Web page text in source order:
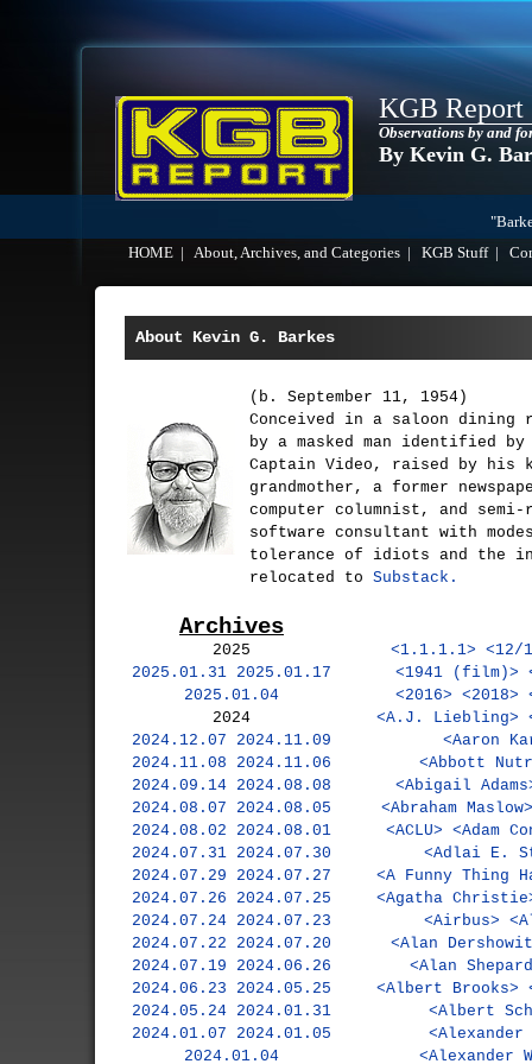
KGB Report
Observations by and
By Kevin G.
HOME
About, Archives, and Categories KGB Stuff|
About Kevin G. Barkes
(b. September 11, 1954)
Conceived in a saloon
by a masked man identified
Captain Video, raised by his
grandmother, a former
computer columnist, and
software consultant with
tolerance of idiots and the
relocated to Substack.
Archives
2025
2025.01.31 2025.01.17
2025.01.04
2024
2024.12.07
2024.11.09
2024.11.08
2024.11.06
2024.09.14 2024.08.08
2024.08.07
2024.08.05
2024.08.02
2024.08.01
2024.07.31 2024.07.30
2024.07.29
2024.07.27
2024.07.26
2024.07.25
2024.07.24 2024.07.23
2024.07.22
2024.07.20
2024.07.19
2024.06.26
2024.06.23
2024.05.25
2024.05.24 2024.01.31
2024.01.07
2024.01.05
2024.01.04
<1.1.1.1> <12/
<1941 (film)>
<2016> <2018>
<A.J. Liebling>
<Aaron
<Abbott
<Abigail
<Abraham Maslow>
<ACLU> <Adam
<Adlai E.
<A Funny Thing
<Agatha
<Airbus>
<Alan
<Alan
<Albert Brooks>
<Albert
<Alexander
<Alexander